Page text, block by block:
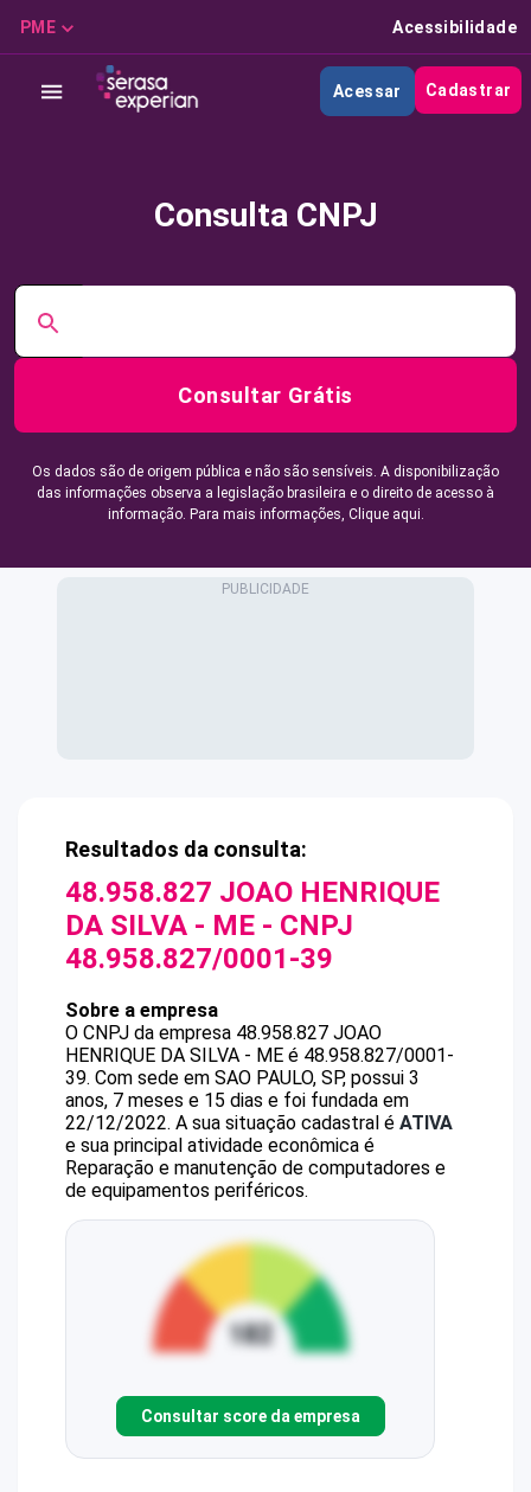
PME Acessibilidade
Acessar Cadastrar
Consulta CNPJ
Consultar Grátis
Os dados são de origem pública e não são sensíveis. A disponibilização
das informações observa a legislação brasileira e o direito de acesso à
informação. Para mais informações, Clique aqui.
Resultados da consulta:
48.958.827 JOAO HENRIQUE
DA SILVA - ME - CNPJ
48.958.827/0001-39
Sobre a empresa
O CNPJ da empresa 48.958.827 JOAO
HENRIQUE DA SILVA - ME é 48.958.827/0001-
39. Com sede em SAO PAULO, SP, possui 3
anos, 7 meses e 15 dias e foi fundada em
22/12/2022. A sua situação cadastral é ATIVA
e sua principal atividade econômica é
Reparação e manutenção de computadores e
de equipamentos periféricos.
Consultar score da empresa